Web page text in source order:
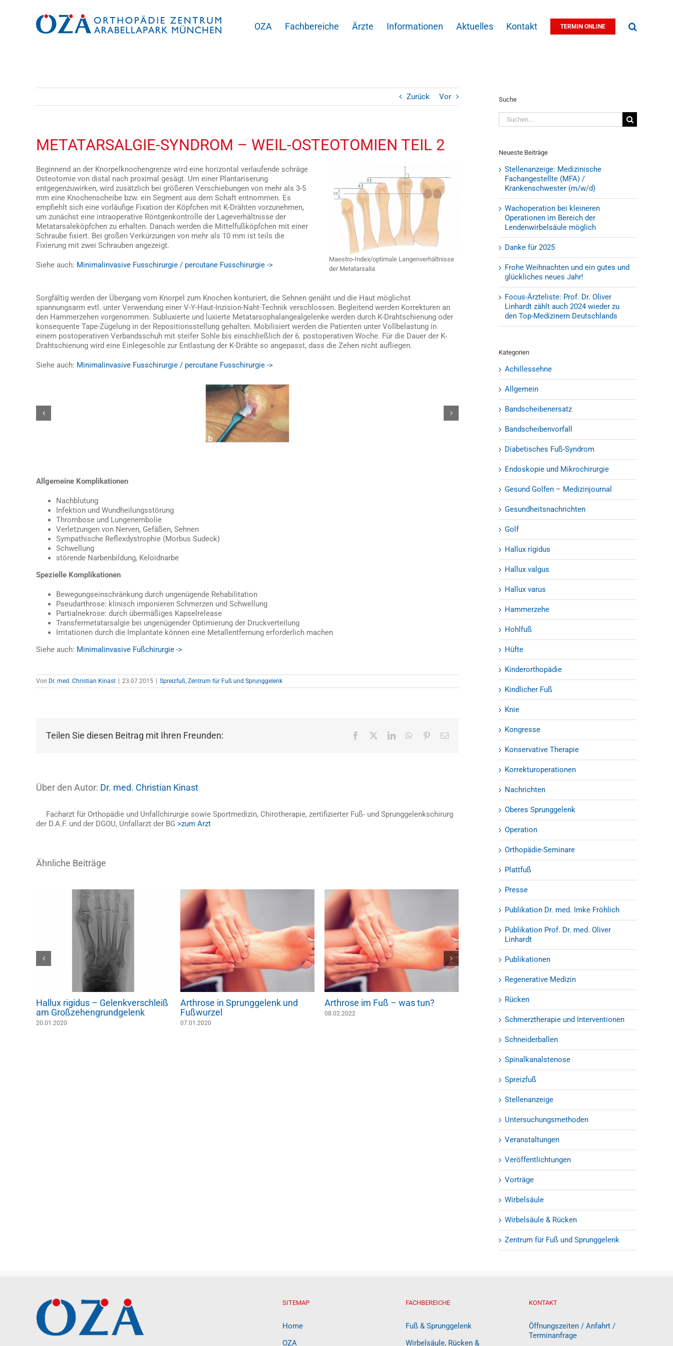
OZA Fachbereiche Ärzte Informationen Aktuelles Kontakt TERMIN ONLINE
Zurück Vor
METATARSALGIE-SYNDROM – WEIL-OSTEOTOMIEN TEIL 2
Beginnend an der Knorpelknochengrenze wird eine horizontal verlaufende schräge
Osteotomie von distal nach proximal gesägt. Um einer Plantariserung
entgegenzuwirken, wird zusätzlich bei größeren Verschiebungen von mehr als 3-5
mm eine Knochenscheibe bzw. ein Segment aus dem Schaft entnommen. Es
empfiehlt sich eine vorläufige Fixation der Köpfchen mit K-Drähten vorzunehmen,
um zunächst eine intraoperative Röntgenkontrolle der Lageverhältnisse der
Metatarsaleköpfchen zu erhalten. Danach werden die Mittelfußköpfchen mit einer
Schraube fixiert. Bei großen Verkürzungen von mehr als 10 mm ist teils die
Fixierung mit zwei Schrauben angezeigt.
Siehe auch: Minimalinvasive Fusschirurgie / percutane Fusschirurgie ->
Maestro-Index/optimale Langenverhältnisse
der Metatarsalia
Sorgfältig werden der Übergang vom Knorpel zum Knochen konturiert, die Sehnen genäht und die Haut möglichst
spannungsarm evtl. unter Verwendung einer V-Y-Haut-Inzision-Naht-Technik verschlossen. Begleitend werden Korrekturen an
den Hammerzehen vorgenommen. Subluxierte und luxierte Metatarsophalangealgelenke werden durch K-Drahtschienung oder
konsequente Tape-Zügelung in der Repositionsstellung gehalten. Mobilisiert werden die Patienten unter Vollbelastung in
einem postoperativen Verbandsschuh mit steifer Sohle bis einschließlich der 6. postoperativen Woche. Für die Dauer der K-
Drahtschienung wird eine Einlegesohle zur Entlastung der K-Drähte so angepasst, dass die Zehen nicht aufliegen.
Siehe auch: Minimalinvasive Fusschirurgie / percutane Fusschirurgie ->
Allgemeine Komplikationen
Nachblutung
Infektion und Wundheilungsstörung
Thrombose und Lungenembolie
Verletzungen von Nerven, Gefäßen, Sehnen
Sympathische Reflexdystrophie (Morbus Sudeck)
Schwellung
störende Narbenbildung, Keloidnarbe
Spezielle Komplikationen
Bewegungseinschränkung durch ungenügende Rehabilitation
Pseudarthrose: klinisch imponieren Schmerzen und Schwellung
Partialnekrose: durch übermäßiges Kapselrelease
Transfermetatarsalgie bei ungenügender Optimierung der Druckverteilung
Irritationen durch die Implantate können eine Metallentfernung erforderlich machen
Siehe auch: Minimalinvasive Fußchirurgie ->
Von Dr. med. Christian Kinast | 23.07.2015 | Spreizfuß Zentrum für Fuß und Sprunggelenk
Teilen Sie diesen Beitrag mit Ihren Freunden: Facebook LinkedInWhatsApp
Pinterest
E-
Über den Autor: Dr. med. Christian Kinast
Facharzt für Orthopädie und Unfallchirurgie sowie Sportmedizin, Chirotherapie, zertifizierter Fuß- und Sprunggelenkschirurg
der D.A.F. und der DGOU, Unfallarzt der BG >zum Arzt
Ähnliche Beiträge
Hallux rigidus – Gelenkverschleiß
am Großzehengrundgelenk
20.01.2020
Arthrose in Sprunggelenk und
Fußwurzel
07.01.2020
Arthrose im Fuß – was tun?
08.02.2022
Hallux valgus: Was hilft bei einem
Ballenzeh?
22.06.2021
Schrauben
28.05.2021
Suche
Suche
nach:
Neueste Beiträge
Stellenanzeige: Medizinische
Fachangestellte (MFA) /
Krankenschwester (m/w/d)
Wachoperation bei kleineren
Operationen im Bereich der
Lendenwirbelsäule möglich
Danke für 2025
Frohe Weihnachten und ein gutes und
glückliches neues Jahr!
Focus-Ärzteliste: Prof. Dr. Oliver
Linhardt zählt auch 2024 wieder zu
den Top-Medizinern Deutschlands
Kategorien
Achillessehne
Allgemein
Bandscheibenersatz
Bandscheibenvorfall
Diabetisches Fuß-Syndrom
Endoskopie und Mikrochirurgie
Gesund Golfen – Medizinjournal
Gesundheitsnachrichten
Golf
Hallux rigidus
Hallux valgus
Hallux varus
Hammerzehe
Hohlfuß
Hüfte
Kinderorthopädie
Kindlicher Fuß
Knie
Kongresse
Konservative Therapie
Korrekturoperationen
Nachrichten
Oberes Sprunggelenk
Operation
Orthopädie-Seminare
Plattfuß
Presse
Publikation Dr. med. Imke Fröhlich
Publikation Prof. Dr. med. Oliver
Linhardt
Publikationen
Regenerative Medizin
Rücken
Schmerztherapie und Interventionen
Schneiderballen
Spinalkanalstenose
Spreizfuß
Stellenanzeige
Untersuchungsmethoden
Veranstaltungen
Veröffentlichtungen
Vorträge
Wirbelsäule
Wirbelsäule & Rücken
Zentrum für Fuß und Sprunggelenk
SITEMAP
Home
OZA
FACHBEREICHE
Fuß & Sprunggelenk
Wirbelsäule, Rücken &
KONTAKT
Öffnungszeiten / Anfahrt /
Terminanfrage